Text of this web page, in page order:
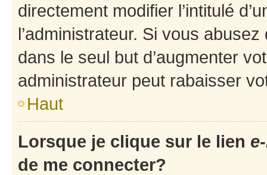
directement modifier l’intitulé
l’administrateur. Si vous
dans le seul but d’augmenter
administrateur peut rabaisser
Haut
Lorsque je clique sur le lien
de me connecter?